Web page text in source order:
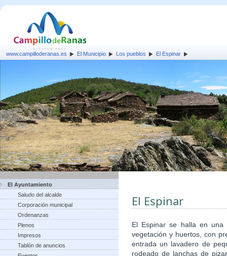
www.campilloderanas.es El Municipio Los pueblos El Espinar
El Ayuntamiento
Saludo del alcalde
Corporación municipal
Ordenanzas
Plenos
Impresos
Tablón de anuncios
El Espinar
El Espinar se halla en una
vegetación y huertos, con
entrada un lavadero de
rodeado de lanchas de